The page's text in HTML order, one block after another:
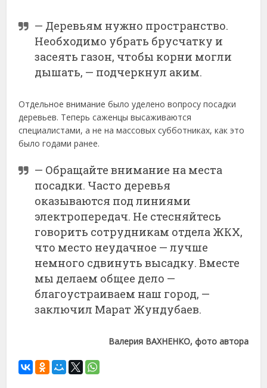
— Деревьям нужно пространство.
Необходимо убрать брусчатку и
засеять газон, чтобы корни могли
дышать, — подчеркнул аким.
Отдельноевниманиебылоуделеновопросупосадки
деревьев. Теперьсаженцывысаживаются
специалистами,аненамассовыхсубботниках, как это
было годами ранее.
— Обращайтевнимание на места
посадки. Часто деревья
оказываются подлиниями
электропередач. Не стесняйтесь
говорить сотрудникам отдела ЖКХ,
что место неудачное — лучше
немного сдвинуть высадку. Вместе
мы делаем общее дело —
благоустраиваем наш город, —
заключил Марат Жундубаев.
Валерия ВАХНЕНКО, фото автора